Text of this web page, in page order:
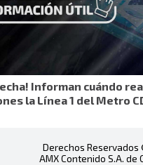
Informan cuándo
la Línea 1 del Metro
Derechos Reservados
AMX Contenido S.A. de